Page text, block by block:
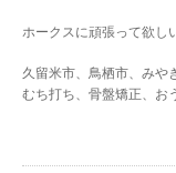
ホークスに頑張って欲し
久留米市、鳥栖市、みや
むち打ち、骨盤矯正、お